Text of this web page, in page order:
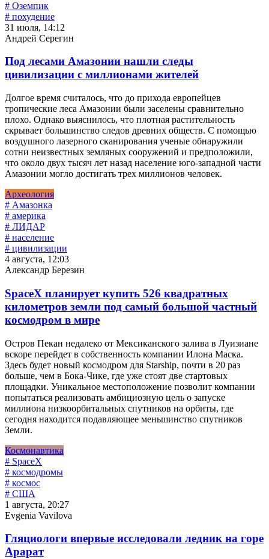
# Оземпик
# похудение
31 июля, 14:12
Андрей Серегин
Под лесами Амазонии нашли следы
цивилизации с миллионами жителей
Долгое время считалось, что до прихода европейцев
тропические леса Амазонии были заселены сравнительно
плохо. Однако выяснилось, что плотная растительность
скрывает большинство следов древних обществ. С помощью
воздушного лазерного сканирования ученые обнаружили
сотни неизвестных земляных сооружений и предположили,
что около двух тысяч лет назад население юго-западной части
Амазонии могло достигать трех миллионов человек.
Археология
# Амазонка
# америка
# ЛИДАР
# население
# цивилизации
4 августа, 12:03
Александр Березин
SpaceX планирует купить 526 квадратных
километров земли под самый большой частный
космодром в мире
Остров Пекан недалеко от Мексиканского залива в Луизиане
вскоре перейдет в собственность компании Илона Маска.
Здесь будет новый космодром для Starship, почти в 20 раз
больше, чем в Бока-Чике, где уже стоят две стартовых
площадки. Уникальное местоположение позволит компании
попытаться реализовать амбициозную цель о запуске
миллиона низкоорбитальных спутников на орбиты, где
сегодня находится подавляющее меньшинство спутников
Земли.
Космонавтика
# SpaceX
# космодромы
# космос
# США
1 августа, 20:27
Evgenia Vavilova
Гляциологи впервые исследовали ледник на горе
Арарат